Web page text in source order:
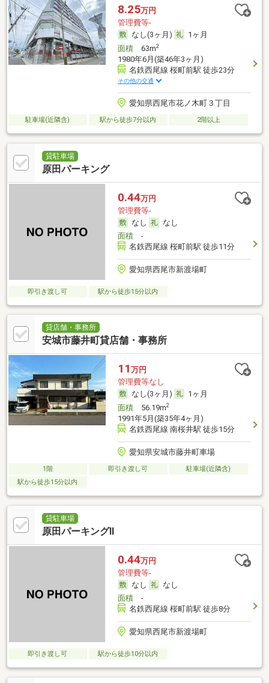
8.25万円
管理費等-
なし(3ヶ月)
1ヶ月
面積63m2
1980年6月(築46年3ヶ月)
名鉄西尾線 桜町前駅 徒歩23分
その他の交通
愛知県西尾市花ノ木町３丁目
駐車場(近隣含) 駅から徒歩7分以内 2階以上
貸駐車場
原田パーキング
0.44万円
管理費等-
なし
なし
面積-
名鉄西尾線 桜町前駅 徒歩11分
愛知県西尾市新渡場町
即引き渡し可 駅から徒歩15分以内
貸店舗・事務所
安城市藤井町貸店舗・事務所
11 万円
管理費等なし
なし(3ヶ月)
1ヶ月
面積56.19m2
1991年5月(築35年4ヶ月)
名鉄西尾線 南桜井駅 徒歩15分
愛知県安城市藤井町車場
1階 即引き渡し可
駐車場(近隣含)
駅から徒歩15分以内
貸駐車場
原田パーキングⅡ
0.44万円
管理費等-
なし
なし
面積-
名鉄西尾線 桜町前駅 徒歩8分
愛知県西尾市新渡場町
即引き渡し可 駅から徒歩10分以内